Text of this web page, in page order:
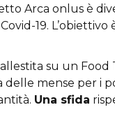
Arca onlus è
19. L’obiettivo
su un Food
mense per i
Una sfida